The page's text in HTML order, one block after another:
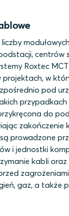
centrów
Roxtec
projektach, w
pod
do
prowadzone
i jednostki
kabli
gaz, a także